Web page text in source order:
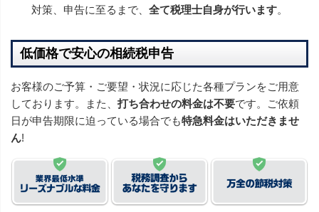
対策、申告に至るまで、 全て税理士自身が行います。
低価格で安心の相続税申告
お客様のご予算・ご要望・状況に応じた各種プランをご用意
しております。また、 打ち合わせの料金は不要です。ご依頼
日が申告期限に迫っている場合でも特急料金はいただきませ
ん!